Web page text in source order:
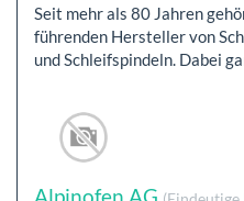
Seit mehr als 80 Jahren
führenden Hersteller von
und Schleifspindeln. Dabei
Alpinofen AG